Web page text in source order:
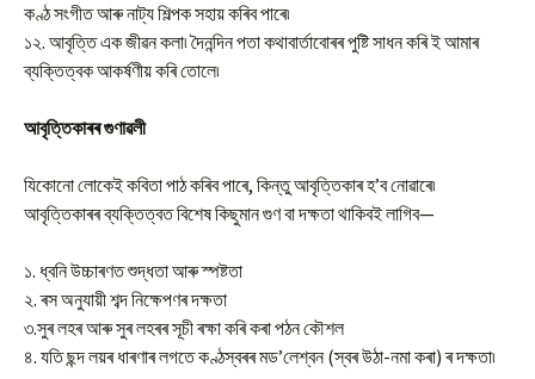
কণ্ঠ সংগীত আৰু নাট্য শিল্পক সহায় কৰিব পাৰে৷
১২. আবৃত্তি এক জীৱন কলা৷ দৈনন্দিন পতা কথাবাৰ্তাবোৰৰ পুষ্টি সাধন কৰি ই আমাৰ
ব্যক্তিত্বক আকৰ্ষণীয় কৰি তোলে৷
আবৃত্তিকাৰৰ গুণাৱলী
যিকোনো লোকেই কবিতা পাঠ কৰিব পাৰে, কিন্তু আবৃত্তিকাৰ হ’ব নোৱাৰে৷
আবৃত্তিকাৰৰ ব্যক্তিত্বত বিশেষ কিছুমান গুণ বা দক্ষতা থাকিবই লাগিব—
১. ধ্বনি উচ্চাৰণত শুদ্ধতা আৰু স্পষ্টতা
২. ৰস অনুযায়ী শব্দ নিক্ষেপণৰ দক্ষতা
৩.সুৰ লহৰ আৰু সুৰ লহৰৰ সূচী ৰক্ষা কৰি কৰা পঠন কৌশল
৪. যতি ছন্দ লয়ৰ ধাৰণাৰ লগতে কণ্ঠস্বৰৰ মড’লেশ্বন (স্বৰ উঠা-নমা কৰা) ৰ দক্ষতা৷